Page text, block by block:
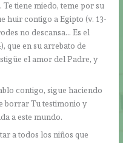
tiene miedo, teme por su
huir contigo a Egipto (v. 13-
no descansa… Es el
que en su arrebato de
el amor del Padre, y
contigo, sigue haciendo
borrar Tu testimonio y
a este mundo.
a todos los niños que